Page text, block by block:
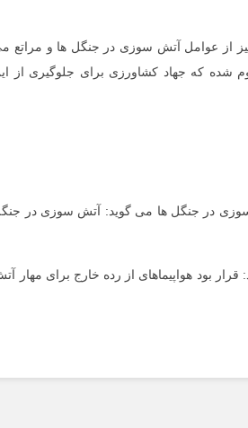
از عوامل آتش سوزی در جنگل ها و مراتع
که جهاد کشاورزی برای جلوگیری از
سوزی در جنگل ها می گوید: آتش سوزی در
بود هواپیماهای از رده خارج برای مهار